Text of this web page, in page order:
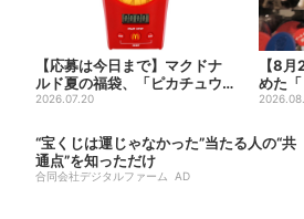
【応募は今日まで】マクドナ
ルド夏の福袋、「ピカチュウ
のポテトタイマー」などグッ
2026.07.20
【8
めた
グッ
“宝くじは運じゃなかった”当たる人の“共
通点”を知っただけ
合同会社デジタルファーム AD